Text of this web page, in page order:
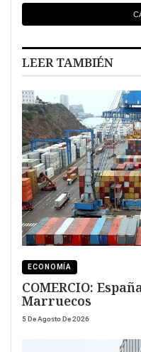
LEER TAMBIÉN
ECONOMÍA
COMERCIO:
Marruecos
5 De Agosto De 2026